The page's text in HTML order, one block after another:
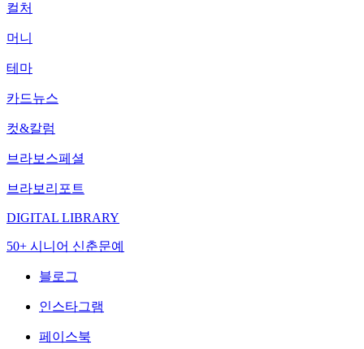
컬처
머니
테마
카드뉴스
컷&칼럼
브라보스페셜
브라보리포트
DIGITAL LIBRARY
50+ 시니어 신춘문예
블로그
인스타그램
페이스북